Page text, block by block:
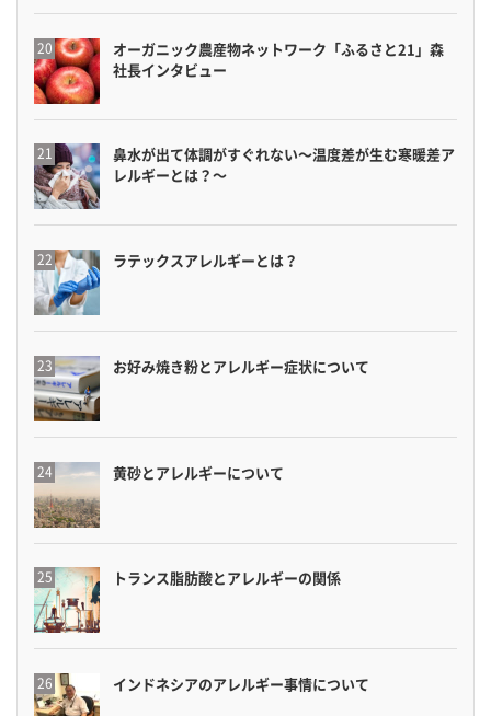
オーガニック農産物ネットワーク「ふるさと21」森
社長インタビュー
鼻水が出て体調がすぐれない〜温度差が生む寒暖差ア
レルギーとは？〜
ラテックスアレルギーとは？
お好み焼き粉とアレルギー症状について
黄砂とアレルギーについて
トランス脂肪酸とアレルギーの関係
インドネシアのアレルギー事情について